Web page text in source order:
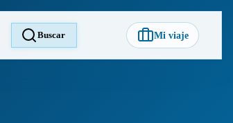
Buscar Mi viaje